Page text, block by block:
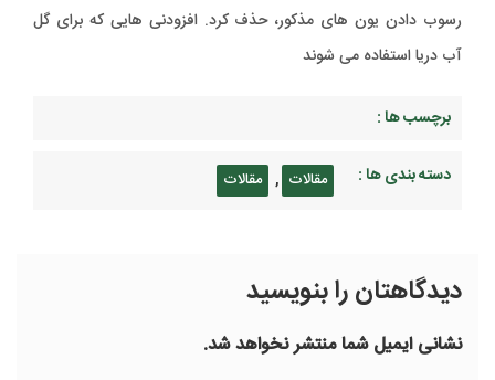
رسوب دادن یون های مذکور، حذف کرد. افزودنی هایی که برای گل
آب دریا استفاده می شوند
برچسب ها :
دسته بندی ها : مقالات , مقالات
دیدگاهتان را بنویسید
نشانی ایمیل شما منتشر نخواهد شد.